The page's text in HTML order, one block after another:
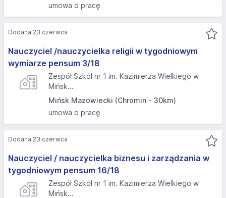
umowa o pracę
Nauczyciel /nauczycielka religii w tygodniowym
wymiarze pensum 3/18
Zespół Szkół nr 1 im. Kazimierza Wielkiego w
Mińsk...
Mińsk Mazowiecki (Chromin - 30km)
umowa o pracę
Dodana 23 czerwca
Nauczyciel / nauczycielka biznesu i zarządzania w
tygodniowym pensum 16/18
Zespół Szkół nr 1 im. Kazimierza Wielkiego w
Mińsk...
Dodana 23 czerwca